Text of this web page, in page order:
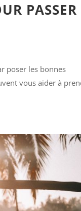
poser les bonnes
vous aider à